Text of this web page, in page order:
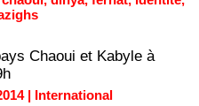
Chaoui et Kabyle à
| International